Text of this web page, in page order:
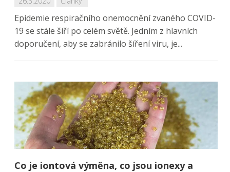
Epidemie respiračního onemocnění zvaného COVID-
19 se stále šíří po celém světě. Jedním z hlavních
doporučení, aby se zabránilo šíření viru, je...
Co je iontová výměna, co jsou ionexy a